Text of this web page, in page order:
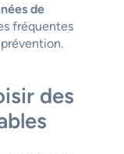
de
fréquentes
des